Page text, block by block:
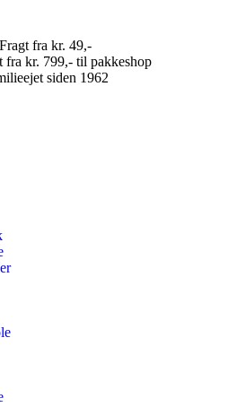
Fragt fra kr. 49,-
fra kr. 799,- til pakkeshop
siden 1962